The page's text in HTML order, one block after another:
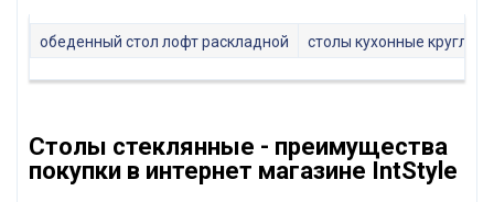
обеденный стол лофт раскладной столы кухонные
Столы стеклянные - преимущества
покупки в интернет магазине IntStyle